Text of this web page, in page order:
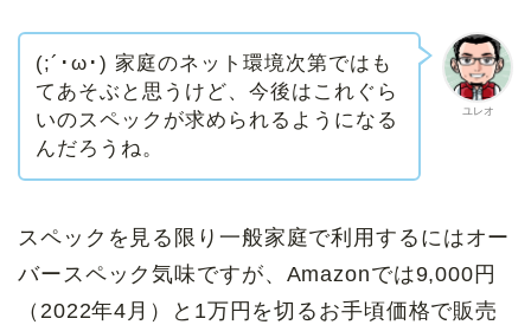
ユレオ
(;´･ω･) 家庭のネット環境次第ではも
てあそぶと思うけど、今後はこれぐら
いのスペックが求められるようになる
んだろうね。
スペックを見る限り一般家庭で利用するにはオー
バースペック気味ですが、Amazonでは9,000円
（2022年4月）と1万円を切るお手頃価格で販売